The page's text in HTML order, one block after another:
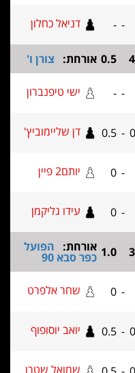
דניאל כחלון
אורחת:צורן ו'
ישי טיפנברון
דן שליימוביץ'
יותם2 פיין
עידו גליקמן
אורחת:הפועל
כפר סבא 90
שחר אלפרט
יואב יוסופוף
שמואל שטרן